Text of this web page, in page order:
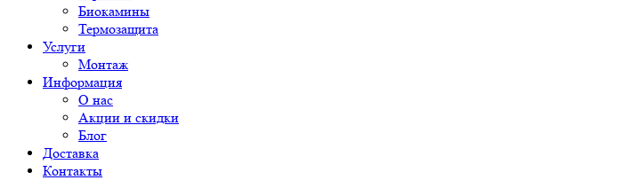
Биокамины
Термозащита
Услуги
Монтаж
Информация
О нас
Акции и скидки
Блог
Доставка
Контакты